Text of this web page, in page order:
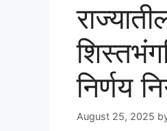
निर्णय
August 25, 2025